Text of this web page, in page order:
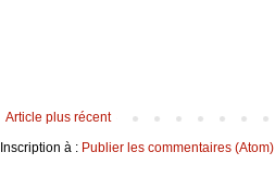
Article plus récent
Inscription à : Publier les commentaires (Atom)